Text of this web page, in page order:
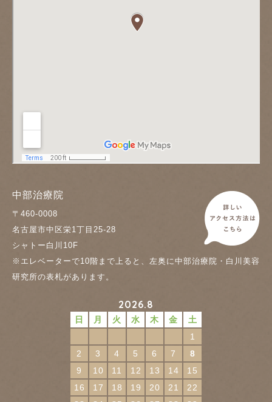
中部治療院
〒460-0008
名古屋市中区栄1丁目25-28
シャトー白川10F
※エレベーターで10階まで上ると、左奥に中部治療院・白川美容
研究所の表札があります。
2026.8
日 月 火 水 木 金
土
1
2
3 4 5 6 7
8
9
10 11 12 13 14
15
16
17 18 19 20 21
22